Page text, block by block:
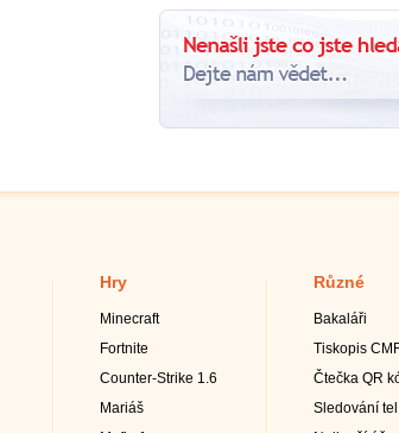
Hry
Minecraft
Fortnite
Counter-Strike 1.6
Mariáš
Různé
Bakaláři
Tiskopis
Čtečka QR
Sledování